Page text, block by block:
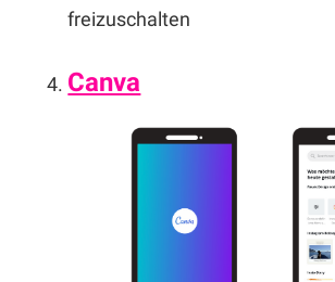
freizuschalten
Canva